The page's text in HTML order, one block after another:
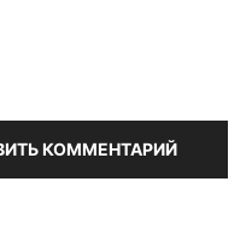
КОММЕНТАРИЙ